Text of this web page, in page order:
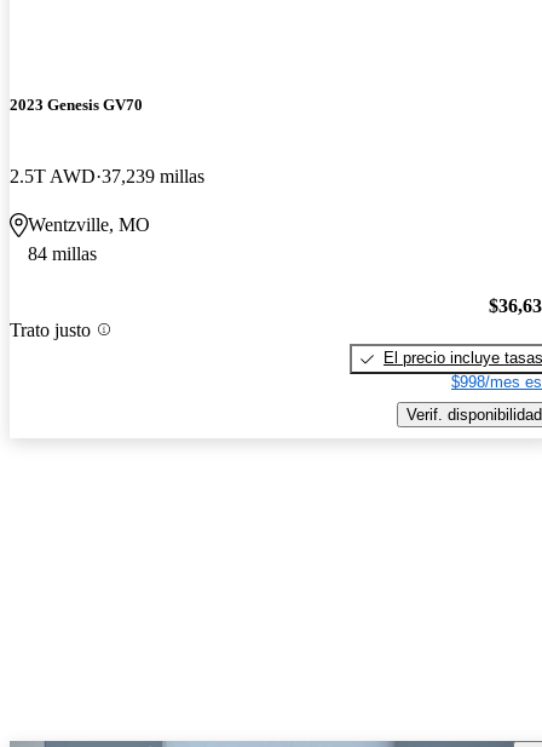
2023 Genesis GV70
2.5T AWD 37,239 millas
Wentzville, MO
84 millas
Trato justo
El precio incluye tasas
$998/mes
Verif. disponibilidad